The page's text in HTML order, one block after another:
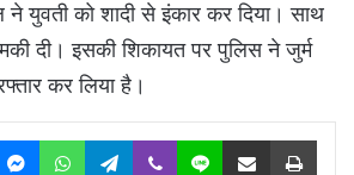
युवती को शादी से इंकार कर दिया। साथ
दी। इसकी शिकायत पर पुलिस ने जुर्म
कर लिया है।
MessengerWhatsAppTelegram
Viber Line Share via Email Print